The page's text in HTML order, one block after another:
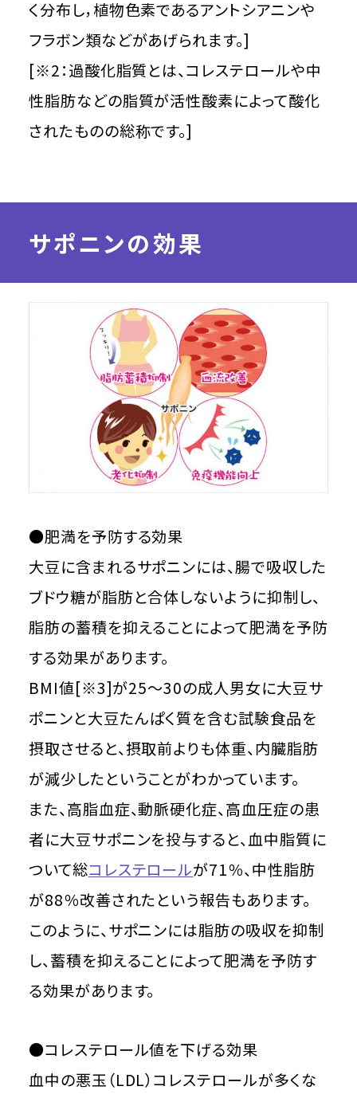
く分布し，植物色素であるアントシアニンや
フラボン類などがあげられます。]
[※2：過酸化脂質とは、コレステロールや中
性脂肪などの脂質が活性酸素によって酸化
されたものの総称です。]
サポニンの効果
●肥満を予防する効果
大豆に含まれるサポニンには、腸で吸収した
ブドウ糖が脂肪と合体しないように抑制し、
脂肪の蓄積を抑えることによって肥満を予防
する効果があります。
BMI値[※3]が25～30の成人男女に大豆サ
ポニンと大豆たんぱく質を含む試験食品を
摂取させると、摂取前よりも体重、内臓脂肪
が減少したということがわかっています。
また、高脂血症、動脈硬化症、高血圧症の患
者に大豆サポニンを投与すると、血中脂質に
ついて総コレステロールが71％、中性脂肪
が88％改善されたという報告もあります。
このように、サポニンには脂肪の吸収を抑制
し、蓄積を抑えることによって肥満を予防す
る効果があります。
●コレステロール値を下げる効果
血中の悪玉（LDL）コレステロールが多くな